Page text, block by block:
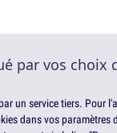
par vos choix
un service tiers. Pour
dans vos paramètres